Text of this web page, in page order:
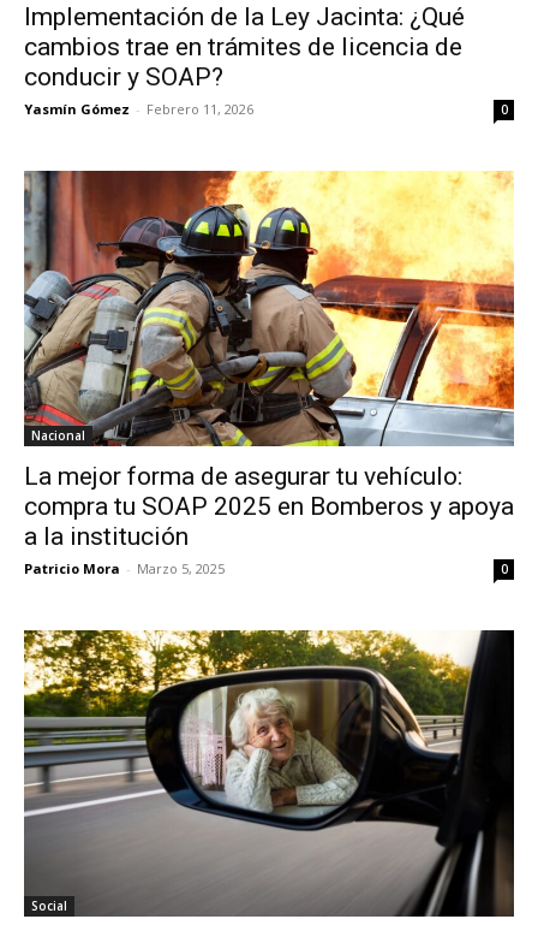
Implementación de la Ley Jacinta: ¿Qué
cambios trae en trámites de licencia de
conducir y SOAP?
Yasmín Gómez - Febrero 11, 2026 0
Nacional
La mejor forma de asegurar tu vehículo:
compra tu SOAP 2025 en Bomberos y apoya
a la institución
Patricio Mora - Marzo 5, 2025 0
Social